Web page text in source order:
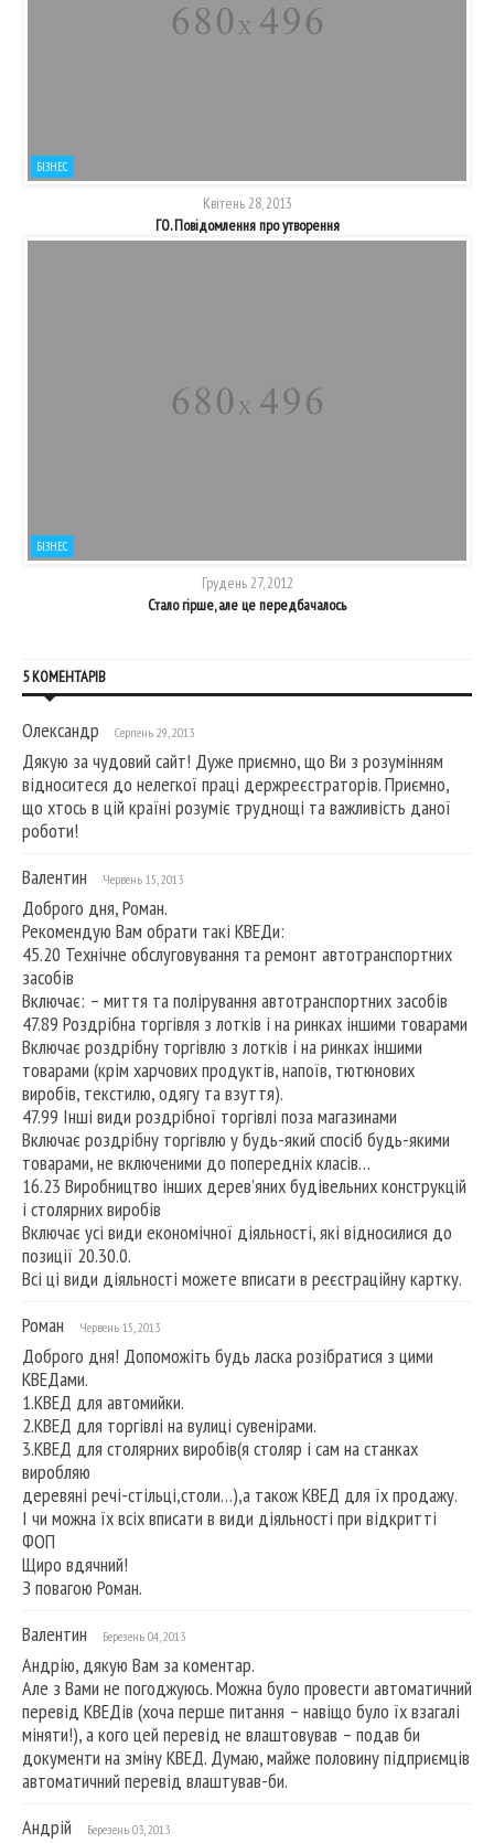
БІЗНЕС
Квітень 28, 2013
ГО. Повідомлення про утворення
БІЗНЕС
Грудень 27, 2012
Стало гірше, але це передбачалось
5 КОМЕНТАРІВ
Олександр Серпень 29, 2013
Дякую за чудовий сайт! Дуже приємно, що Ви з розумінням
відноситеся до нелегкої праці держреєстраторів. Приємно,
що хтось в цій країні розуміє труднощі та важливість даної
роботи!
Валентин
Червень 15, 2013
Доброго дня, Роман.
Рекомендую Вам обрати такі КВЕДи:
45.20 Технічне обслуговування та ремонт автотранспортних
засобів
Включає: – миття та полірування автотранспортних засобів
47.89 Роздрібна торгівля з лотків і на ринках іншими товарами
Включає роздрібну торгівлю з лотків і на ринках іншими
товарами (крім харчових продуктів, напоїв, тютюнових
виробів, текстилю, одягу та взуття).
47.99 Інші види роздрібної торгівлі поза магазинами
Включає роздрібну торгівлю у будь-який спосіб будь-якими
товарами, не включеними до попередніх класів…
16.23 Виробництво інших дерев’яних будівельних конструкцій
і столярних виробів
Включає усі види економічної діяльності, які відносилися до
позиції 20.30.0.
Всі ці види діяльності можете вписати в реєстраційну картку.
Роман
Червень 15, 2013
Доброго дня! Допоможіть будь ласка розібратися з цими
КВЕДами.
1.КВЕД для автомийки.
2.КВЕД для торгівлі на вулиці сувенірами.
3.КВЕД для столярних виробів(я столяр і сам на станках
виробляю
деревяні речі-стільці,столи…),а також КВЕД для їх продажу.
І чи можна їх всіх вписати в види діяльності при відкритті
ФОП
Щиро вдячний!
З повагою Роман.
Валентин
Березень 04, 2013
Андрію, дякую Вам за коментар.
Але з Вами не погоджуюсь. Можна було провести автоматичний
перевід КВЕДів (хоча перше питання – навіщо було їх взагалі
міняти!), а кого цей перевід не влаштовував – подав би
документи на зміну КВЕД. Думаю, майже половину підприємців
автоматичний перевід влаштував-би.
Андрій
Березень 03, 2013